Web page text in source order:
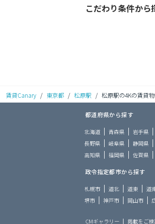
こだわり条件から
賃貸Canary / 東京都 / 松原駅 / 松原駅の4Kの賃貸
都道府県から探す
北海道 青森県 岩手県
長野県
岐阜県 静岡県
高知県
福岡県 佐賀県
政令指定都市から探す
札幌市 道北 道東 道
堺市
神戸市 岡山市
CMギャラリー 掲載をご